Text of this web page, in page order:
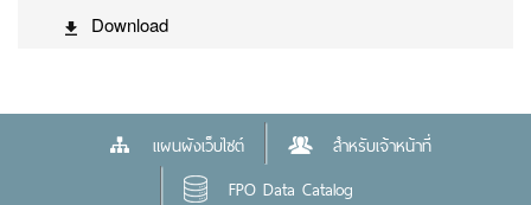
Download
แผนผังเว็บไซต์
สำหรับเจ้าหน้าที่
FPO Data Catalog